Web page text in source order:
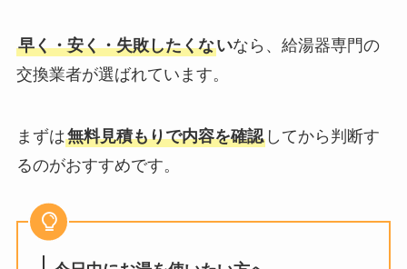
早く・安く・失敗したくないなら、給湯器専門の
交換業者が選ばれています。
まずは無料見積もりで内容を確認してから判断す
るのがおすすめです。